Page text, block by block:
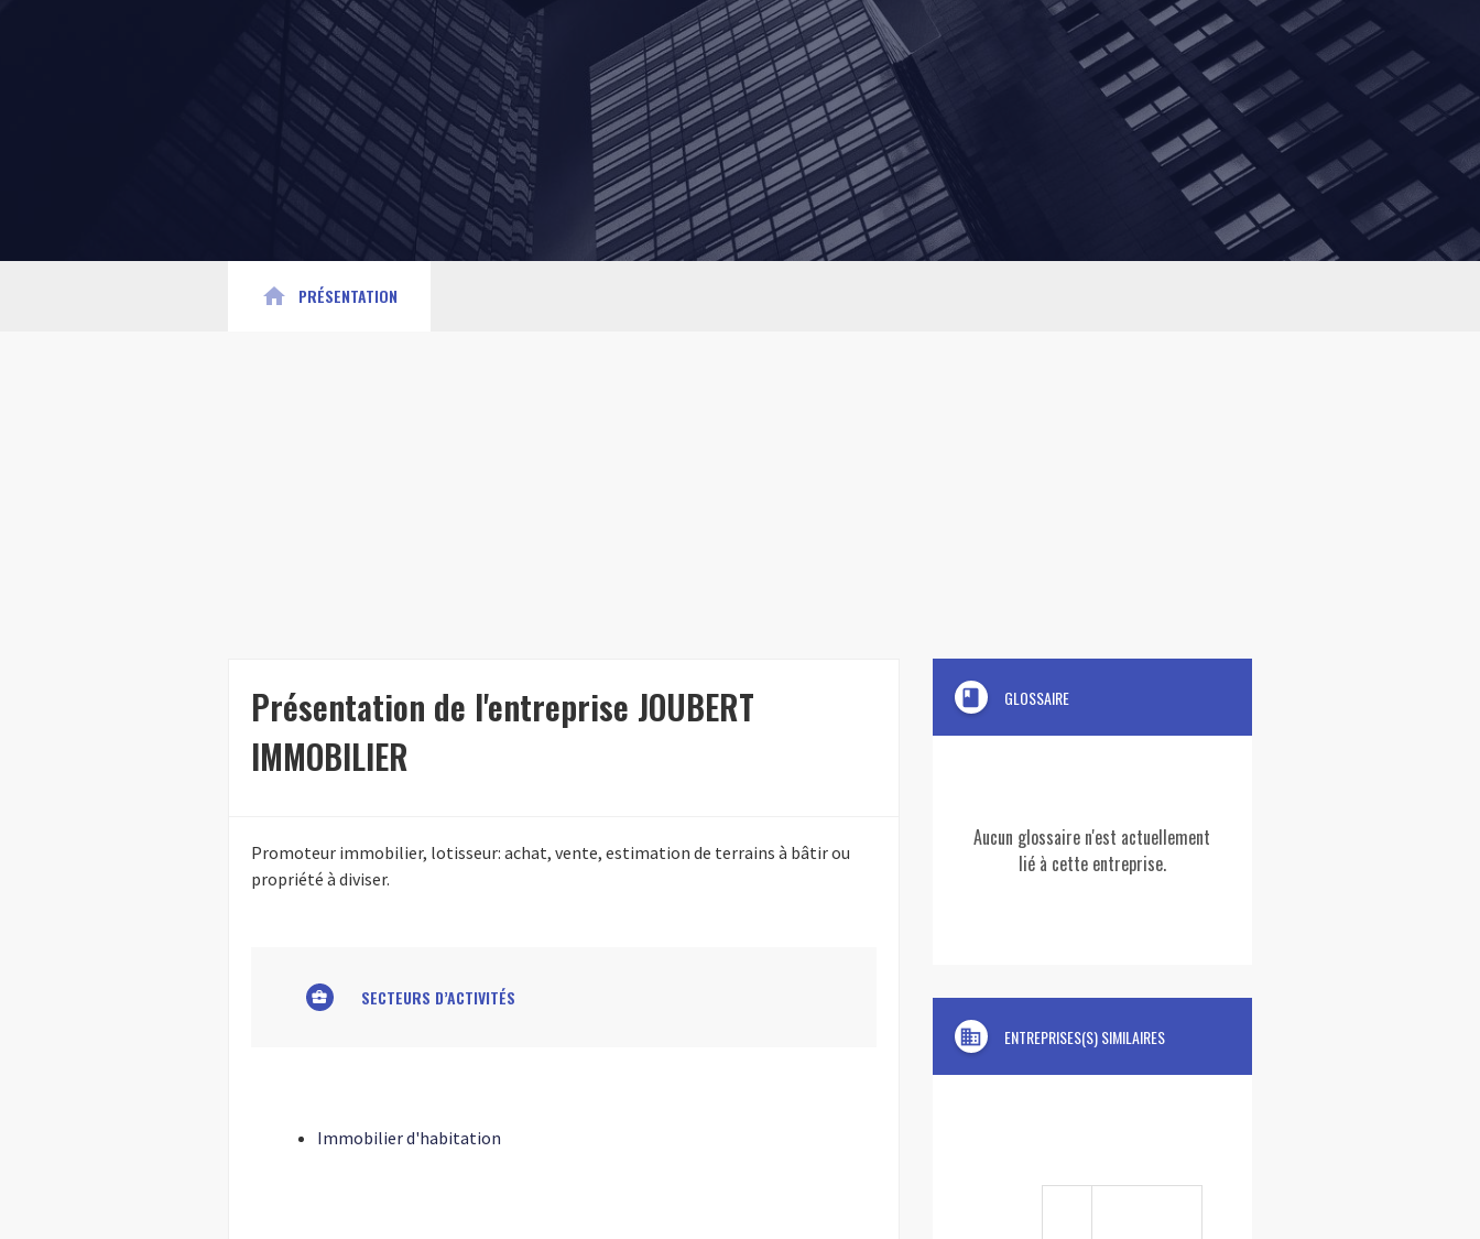
home PRÉSENTATION
Présentation de l'entreprise JOUBERT
IMMOBILIER
Promoteur immobilier, lotisseur: achat, vente, estimation de terrains à bâtir ou
propriété à diviser.
business_center SECTEURS D’ACTIVITÉS
Immobilier d'habitation
book GLOSSAIRE
Aucun glossaire n'est actuellement
lié à cette entreprise.
domain ENTREPRISES(S) SIMILAIRES